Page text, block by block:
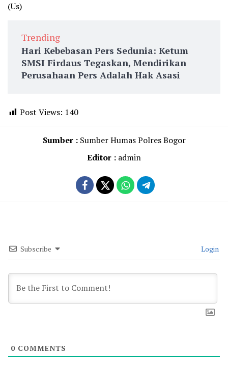
(Us)
Trending
Hari Kebebasan Pers Sedunia: Ketum
SMSI Firdaus Tegaskan, Mendirikan
Perusahaan Pers Adalah Hak Asasi
Post Views: 140
Sumber :Sumber Humas Polres Bogor
Editor : admin
Subscribe Login
0 COMMENTS